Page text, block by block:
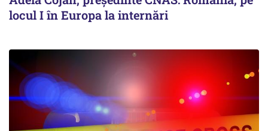
locul I în Europa la internări